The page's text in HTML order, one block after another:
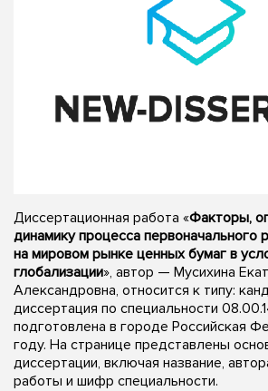
Диссертационная работа «Факторы,
динамику процесса первоначального
на мировом рынке ценных бумаг в
глобализации», автор — Мусихина
Александровна, относится к типу:
диссертация по специальности
подготовлена в городе Российская
году. На странице представлены
диссертации, включая название,
работы и шифр специальности.